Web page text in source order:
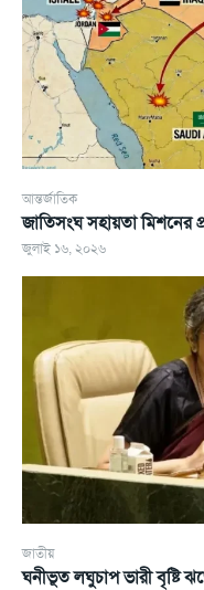
আন্তর্জাতিক
জাতিসংঘ সহায়তা মিশনের
জুলাই ১৬, ২০২৬
জাতীয়
ঘনীভূত লঘুচাপ ভারী বৃষ্টি